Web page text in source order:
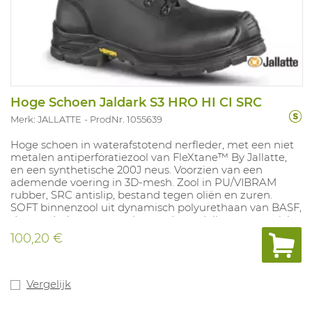
Hoge Schoen Jaldark S3 HRO HI CI SRC
Merk: JALLATTE ProdNr. 1055639
Hoge schoen in waterafstotend nerfleder, met een niet
metalen antiperforatiezool van FleXtane™ By Jallatte,
en een synthetische 200J neus. Voorzien van een
ademende voering in 3D-mesh. Zool in PU/VIBRAM
rubber, SRC antislip, bestand tegen oliën en zuren.
SOFT binnenzool uit dynamisch polyurethaan van BASF,
dempt drukpunten, verbetert de verdeling van gewicht
en schokabsorptie van de hiel. Anatomisch,
geperforeerd. 100% metaalvrij. Maten: 38-47.
100,20 €
Vergelijk